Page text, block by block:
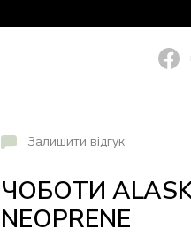
Залишити відгук
ЧОБОТИ
NEOPRENE